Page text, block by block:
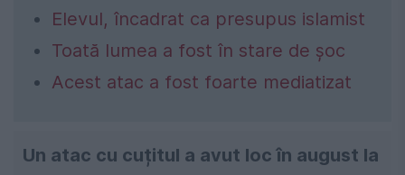
Elevul, încadrat ca presupus islamist
Toată lumea a fost în stare de șoc
Acest atac a fost foarte mediatizat
Un atac cu cuțitul a avut loc în august la